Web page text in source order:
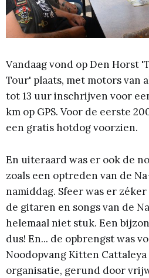
Vandaag vond op Den Horst
Tour' plaats, met motors van
tot 13 uur inschrijven voor
km op GPS. Voor de eerste
een gratis hotdog voorzien.
En uiteraard was er ook de
zoals een optreden van de
namiddag. Sfeer was er
de gitaren en songs van de
helemaal niet stuk. Een
dus! En... de opbrengst was
Noodopvang Kitten
organisatie, gerund door